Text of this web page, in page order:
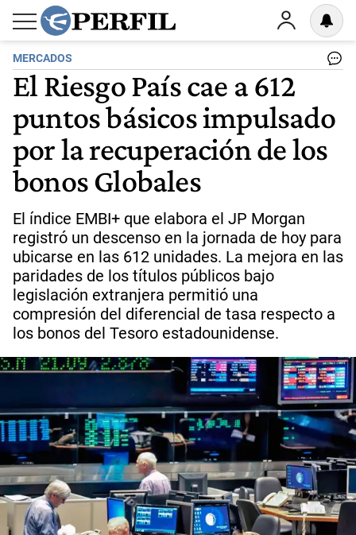
MERCADOS
El Riesgo País cae a 612
puntos básicos impulsado
por la recuperación de los
bonos Globales
El índice EMBI+ que elabora el JP Morgan
registró un descenso en la jornada de hoy para
ubicarse en las 612 unidades. La mejora en las
paridades de los títulos públicos bajo
legislación extranjera permitió una
compresión del diferencial de tasa respecto a
los bonos del Tesoro estadounidense.